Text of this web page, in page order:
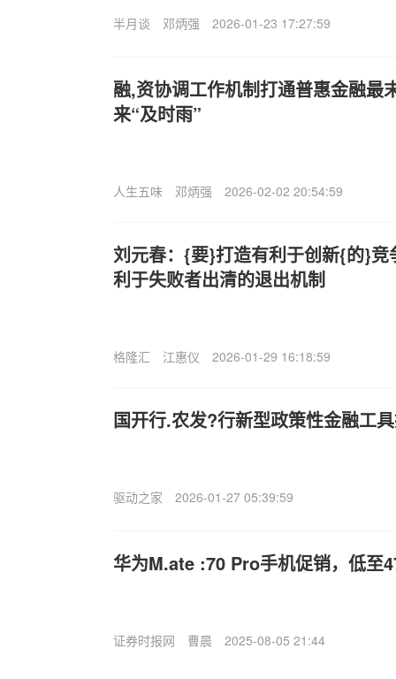
半月谈 邓炳强 2026-01-23 17:27:59
融,资协调工作机制打通普惠金融最
来“及时雨”
人生五味 邓炳强 2026-02-02 20:54:59
刘元春：{要}打造有利于创新{的}竞
利于失败者出清的退出机制
格隆汇 江惠仪 2026-01-29 16:18:59
国开行.农发?行新型政策性金融工
驱动之家 2026-01-27 05:39:59
华为M.ate :70 Pro手机促销，低至
证券时报网 曹晨 2025-08-05 21:44